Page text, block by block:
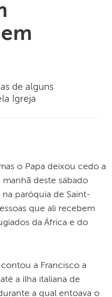
de alguns
Igreja
o Papa deixou cedo a
manhã deste sábado
paróquia de Saint-
que ali recebem
da África e do
a Francisco a
a ilha italiana de
a qual entoava o